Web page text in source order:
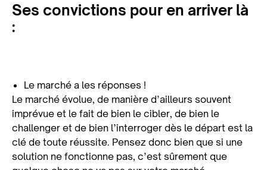
Ses convictions pour en arriver là
:
Le marché a les réponses !
Le marché évolue, de manière d’ailleurs souvent
imprévue et le fait de bien le cibler, de bien le
challenger et de bien l’interroger dès le départ est la
clé de toute réussite. Pensez donc bien que si une
solution ne fonctionne pas, c’est sûrement que